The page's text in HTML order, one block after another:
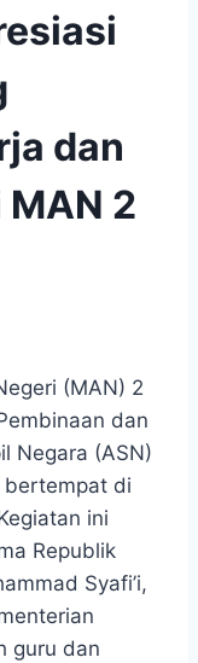
dan
MAN 2
(MAN) 2
dan
Negara (ASN)
bertempat di
ini
Republik
Syafi’i,
guru dan